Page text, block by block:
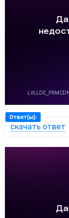
Ответ(ы):
скачать ответ